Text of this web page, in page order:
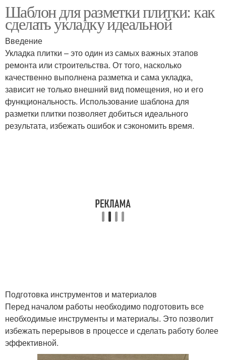
Классическая укладка Правильная укладка
Шаблон для разметки плитки: как
сделать укладку идеальной
Введение
Укладка плитки – это один из самых важных этапов
ремонта или строительства. От того, насколько
качественно выполнена разметка и сама укладка,
зависит не только внешний вид помещения, но и его
функциональность. Использование шаблона для
разметки плитки позволяет добиться идеального
результата, избежать ошибок и сэкономить время.
Подготовка инструментов и материалов
Перед началом работы необходимо подготовить все
необходимые инструменты и материалы. Это позволит
избежать перерывов в процессе и сделать работу более
эффективной.